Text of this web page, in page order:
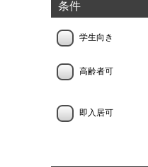
条件
学生向き
高齢者可
即入居可